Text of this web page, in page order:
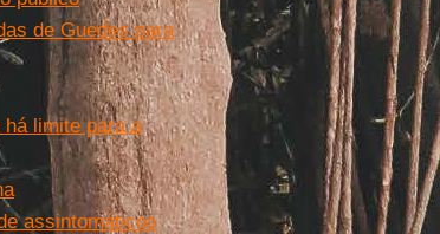
de Guedes para
há limite para a
assintomáticos